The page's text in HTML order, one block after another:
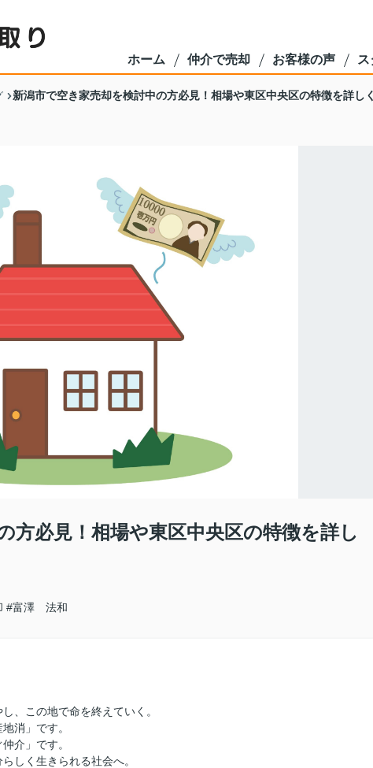
ホーム 仲介で売却 お客様の声
新潟市で空き家売却を検討中の方必見！相場や東区中央区の特徴を詳し
方必見！相場や東区中央区の特徴を詳し
#富澤 法和
、この地で命を終えていく。
消」です。
介」です。
しく生きられる社会へ。